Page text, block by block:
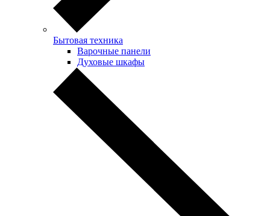
Бытовая техника
Варочные панели
Духовые шкафы